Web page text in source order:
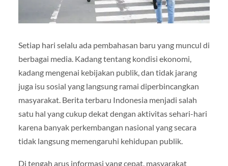
Setiap hari selalu ada pembahasan baru yang muncul di
berbagai media. Kadang tentang kondisi ekonomi,
kadang mengenai kebijakan publik, dan tidak jarang
juga isu sosial yang langsung ramai diperbincangkan
masyarakat. Berita terbaru Indonesia menjadi salah
satu hal yang cukup dekat dengan aktivitas sehari-hari
karena banyak perkembangan nasional yang secara
tidak langsung memengaruhi kehidupan publik.
Di tengah arus informasi yang cepat, masyarakat